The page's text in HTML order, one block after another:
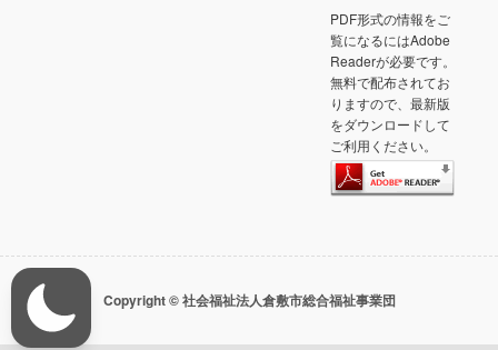
PDF形式の情報をご
覧になるにはAdobe
Readerが必要です。
無料で配布されてお
りますので、最新版
をダウンロードして
ご利用ください。
Copyright © 社会福祉法人倉敷市総合福祉事業団